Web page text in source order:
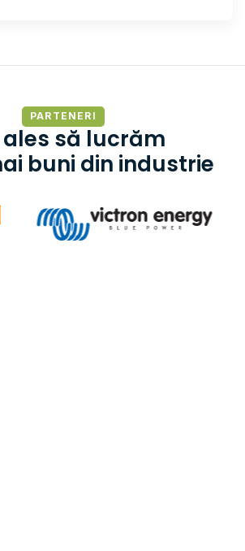
PARTENERI
să lucrăm
buni din industrie